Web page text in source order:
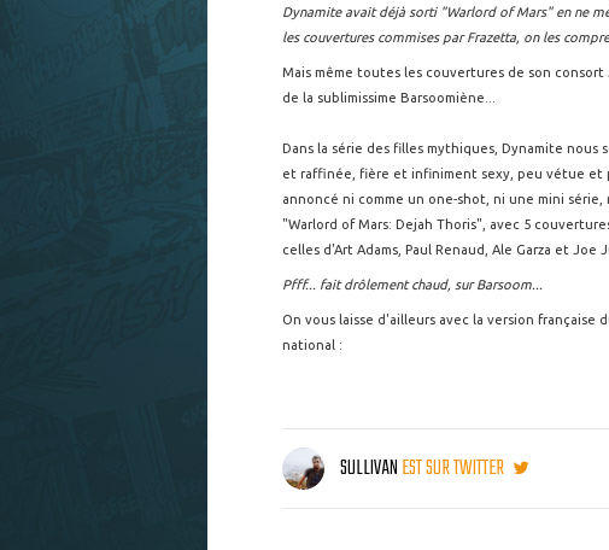
Dynamite avait déjà sorti "Warlord of Mars" en ne
les couvertures commises par Frazetta, on les
Mais même toutes les couvertures de son
de la sublimissime Barsoomiène...
Dans la série des filles mythiques, Dynamite
et raffinée, fière et infiniment sexy, peu vétue et
annoncé ni comme un one-shot, ni une mini
"Warlord of Mars: Dejah Thoris", avec 5
celles d'Art Adams, Paul Renaud, Ale Garza et Joe
Pfff... fait drôlement chaud, sur Barsoom...
On vous laisse d'ailleurs avec la version
national :
SULLIVANEST SUR TWITTER